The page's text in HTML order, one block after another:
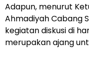
Adapun, menurut
Ahmadiyah Cabang
kegiatan diskusi di
merupakan ajang